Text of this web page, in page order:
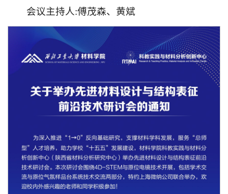
会议主持人:傅茂森、黄斌